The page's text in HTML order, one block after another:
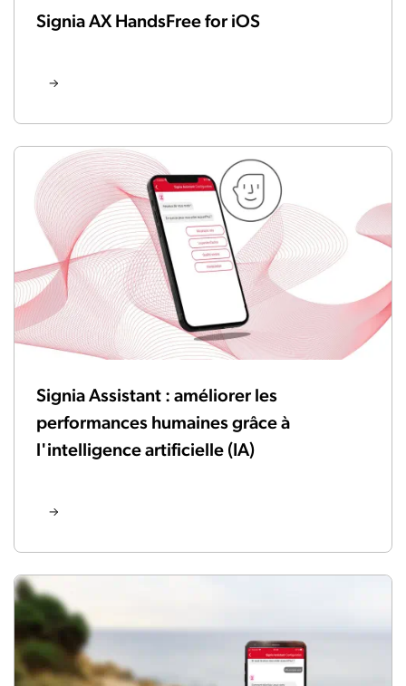
Signia AX HandsFree for iOS
Signia Assistant : améliorer les
performances humaines grâce à
l'intelligence artificielle (IA)